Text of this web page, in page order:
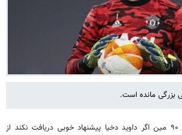
بزرگی مانده است.
؛ به گزارش ۹۰ مین اگر داوید دخیا پیشنهاد خوبی دریافت نکند از